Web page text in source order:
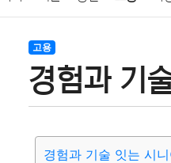
결혼 육아
기술 종교 사회 정
고용
경험과 기
경험과 기술 잇는 시